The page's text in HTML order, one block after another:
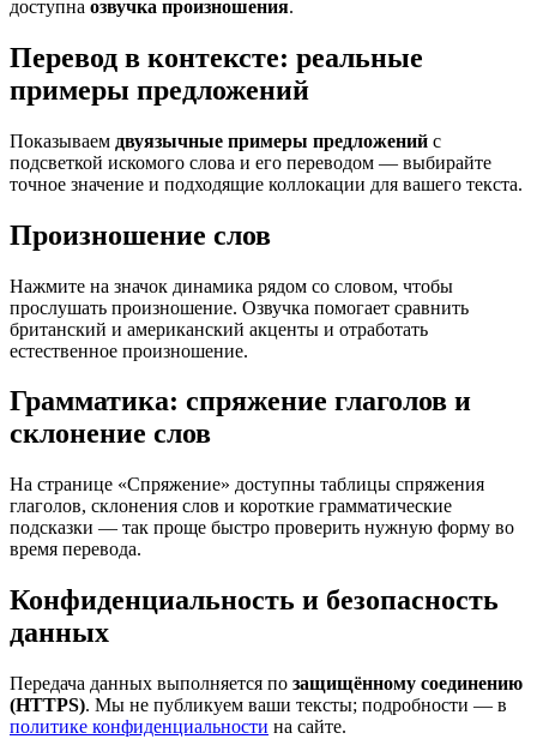
доступна озвучка произношения.
Перевод в контексте: реальные
примеры предложений
Показываем двуязычные примеры предложений с
подсветкой искомого слова и его переводом — выбирайте
точное значение и подходящие коллокации для вашего текста.
Произношение слов
Нажмите на значок динамика рядом со словом, чтобы
прослушать произношение. Озвучка помогает сравнить
британский и американский акценты и отработать
естественное произношение.
Грамматика: спряжение глаголов и
склонение слов
На странице «Спряжение» доступны таблицы спряжения
глаголов, склонения слов и короткие грамматические
подсказки — так проще быстро проверить нужную форму во
время перевода.
Конфиденциальность и безопасность
данных
Передача данных выполняется по защищённому соединению
(HTTPS). Мы не публикуем ваши тексты; подробности — в
политике конфиденциальности на сайте.